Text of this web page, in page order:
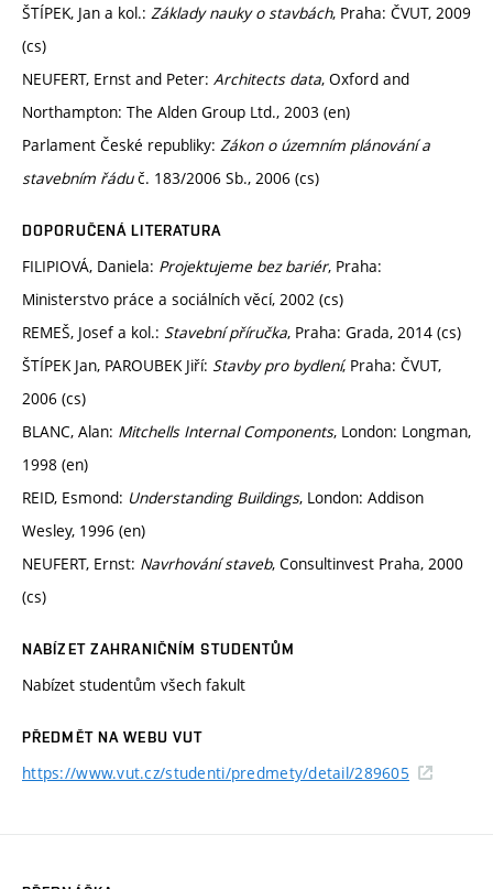
ŠTÍPEK, Jan a kol.: Základy nauky o stavbách, Praha: ČVUT, 2009
(cs)
NEUFERT, Ernst and Peter: Architects data, Oxford and
Northampton: The Alden Group Ltd., 2003 (en)
Parlament České republiky: Zákon o územním plánování a
stavebním řáduč. 183/2006 Sb., 2006 (cs)
DOPORUČENÁ LITERATURA
FILIPIOVÁ, Daniela: Projektujeme bez bariér, Praha:
Ministerstvo práce a sociálních věcí, 2002 (cs)
REMEŠ, Josef a kol.: Stavební příručka, Praha: Grada, 2014 (cs)
ŠTÍPEK Jan, PAROUBEK Jiří: Stavby pro bydlení, Praha: ČVUT,
2006 (cs)
BLANC, Alan: Mitchells Internal Components, London: Longman,
1998 (en)
REID, Esmond: Understanding Buildings, London: Addison
Wesley, 1996 (en)
NEUFERT, Ernst: Navrhování staveb, Consultinvest Praha, 2000
(cs)
NABÍZET ZAHRANIČNÍM STUDENTŮM
Nabízet studentům všech fakult
PŘEDMĚT NA WEBU VUT
https://www.vut.cz/studenti/predmety/detail/289605